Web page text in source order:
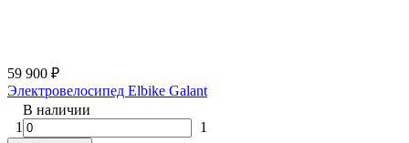
59 900 ₽
Электровелосипед Elbike Galant
В наличии
1
1